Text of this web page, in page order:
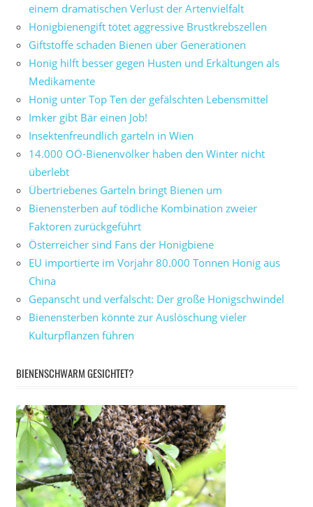
einem dramatischen Verlust der Artenvielfalt
Honigbienengift tötet aggressive Brustkrebszellen
Giftstoffe schaden Bienen über Generationen
Honig hilft besser gegen Husten und Erkältungen als
Medikamente
Honig unter Top Ten der gefälschten Lebensmittel
Imker gibt Bär einen Job!
Insektenfreundlich garteln in Wien
14.000 OÖ-Bienenvölker haben den Winter nicht
überlebt
Übertriebenes Garteln bringt Bienen um
Bienensterben auf tödliche Kombination zweier
Faktoren zurückgeführt
Österreicher sind Fans der Honigbiene
EU importierte im Vorjahr 80.000 Tonnen Honig aus
China
Gepanscht und verfälscht: Der große Honigschwindel
Bienensterben könnte zur Auslöschung vieler
Kulturpflanzen führen
BIENENSCHWARM GESICHTET?